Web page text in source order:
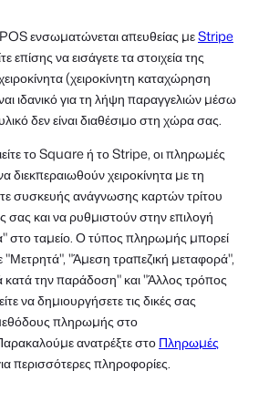
Polish
Czech
ενσωματώνεται απευθείας μεStripe
επίσης να εισάγετε τα στοιχεία της
(χειροκίνητη καταχώρηση
ιδανικό για τη λήψη παραγγελιών μέσω
δεν είναι διαθέσιμο στη χώρα σας.
το Square ή το Stripe, οι πληρωμές
διεκπεραιωθούν χειροκίνητα με τη
συσκευής ανάγνωσης καρτών τρίτου
σας και να ρυθμιστούν στην επιλογή
στο ταμείο. Ο τύπος πληρωμής μπορεί
"Μετρητά", "Άμεση τραπεζική μεταφορά",
κατά την παράδοση" και "Άλλος τρόπος
να δημιουργήσετε τις δικές σας
πληρωμής στο
ανατρέξτε στοΠληρωμές
περισσότερες πληροφορίες.